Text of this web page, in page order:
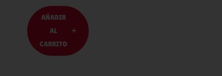
AÑADIR
AL
CARRITO